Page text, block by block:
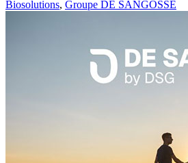
Biosolutions, Groupe DE SANGOSSE